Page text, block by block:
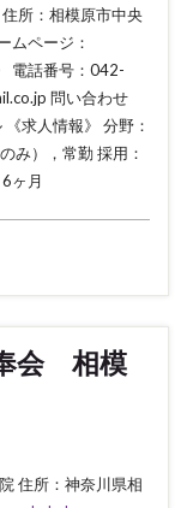
所：相模原市中央
ムページ：
電話番号：042-
問い合わせ
求人情報》 分野：
み），常勤 採用：
ヶ月
会 相模
住所：神奈川県相